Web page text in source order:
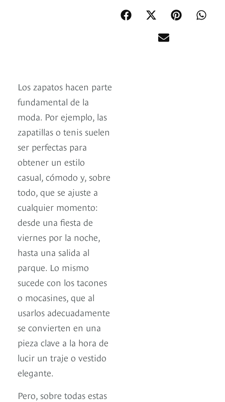
Los zapatos hacen parte
fundamental de la
moda. Por ejemplo, las
zapatillas o tenis suelen
ser perfectas para
obtener un estilo
casual, cómodo y, sobre
todo, que se ajuste a
cualquier momento:
desde una fiesta de
viernes por la noche,
hasta una salida al
parque. Lo mismo
sucede con los tacones
o mocasines, que al
usarlos adecuadamente
se convierten en una
pieza clave a la hora de
lucir un traje o vestido
elegante.
Pero, sobre todas estas